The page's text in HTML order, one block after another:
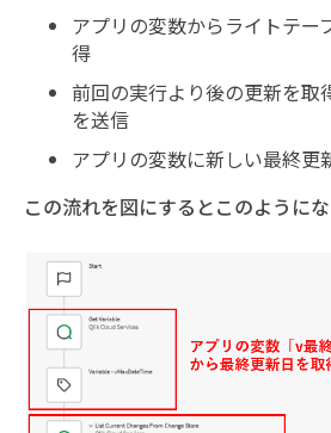
アプリの変数からライトテー
得
前回の実行より後の更新を取
を送信
アプリの変数に新しい最終更
この流れを図にするとこのようにな